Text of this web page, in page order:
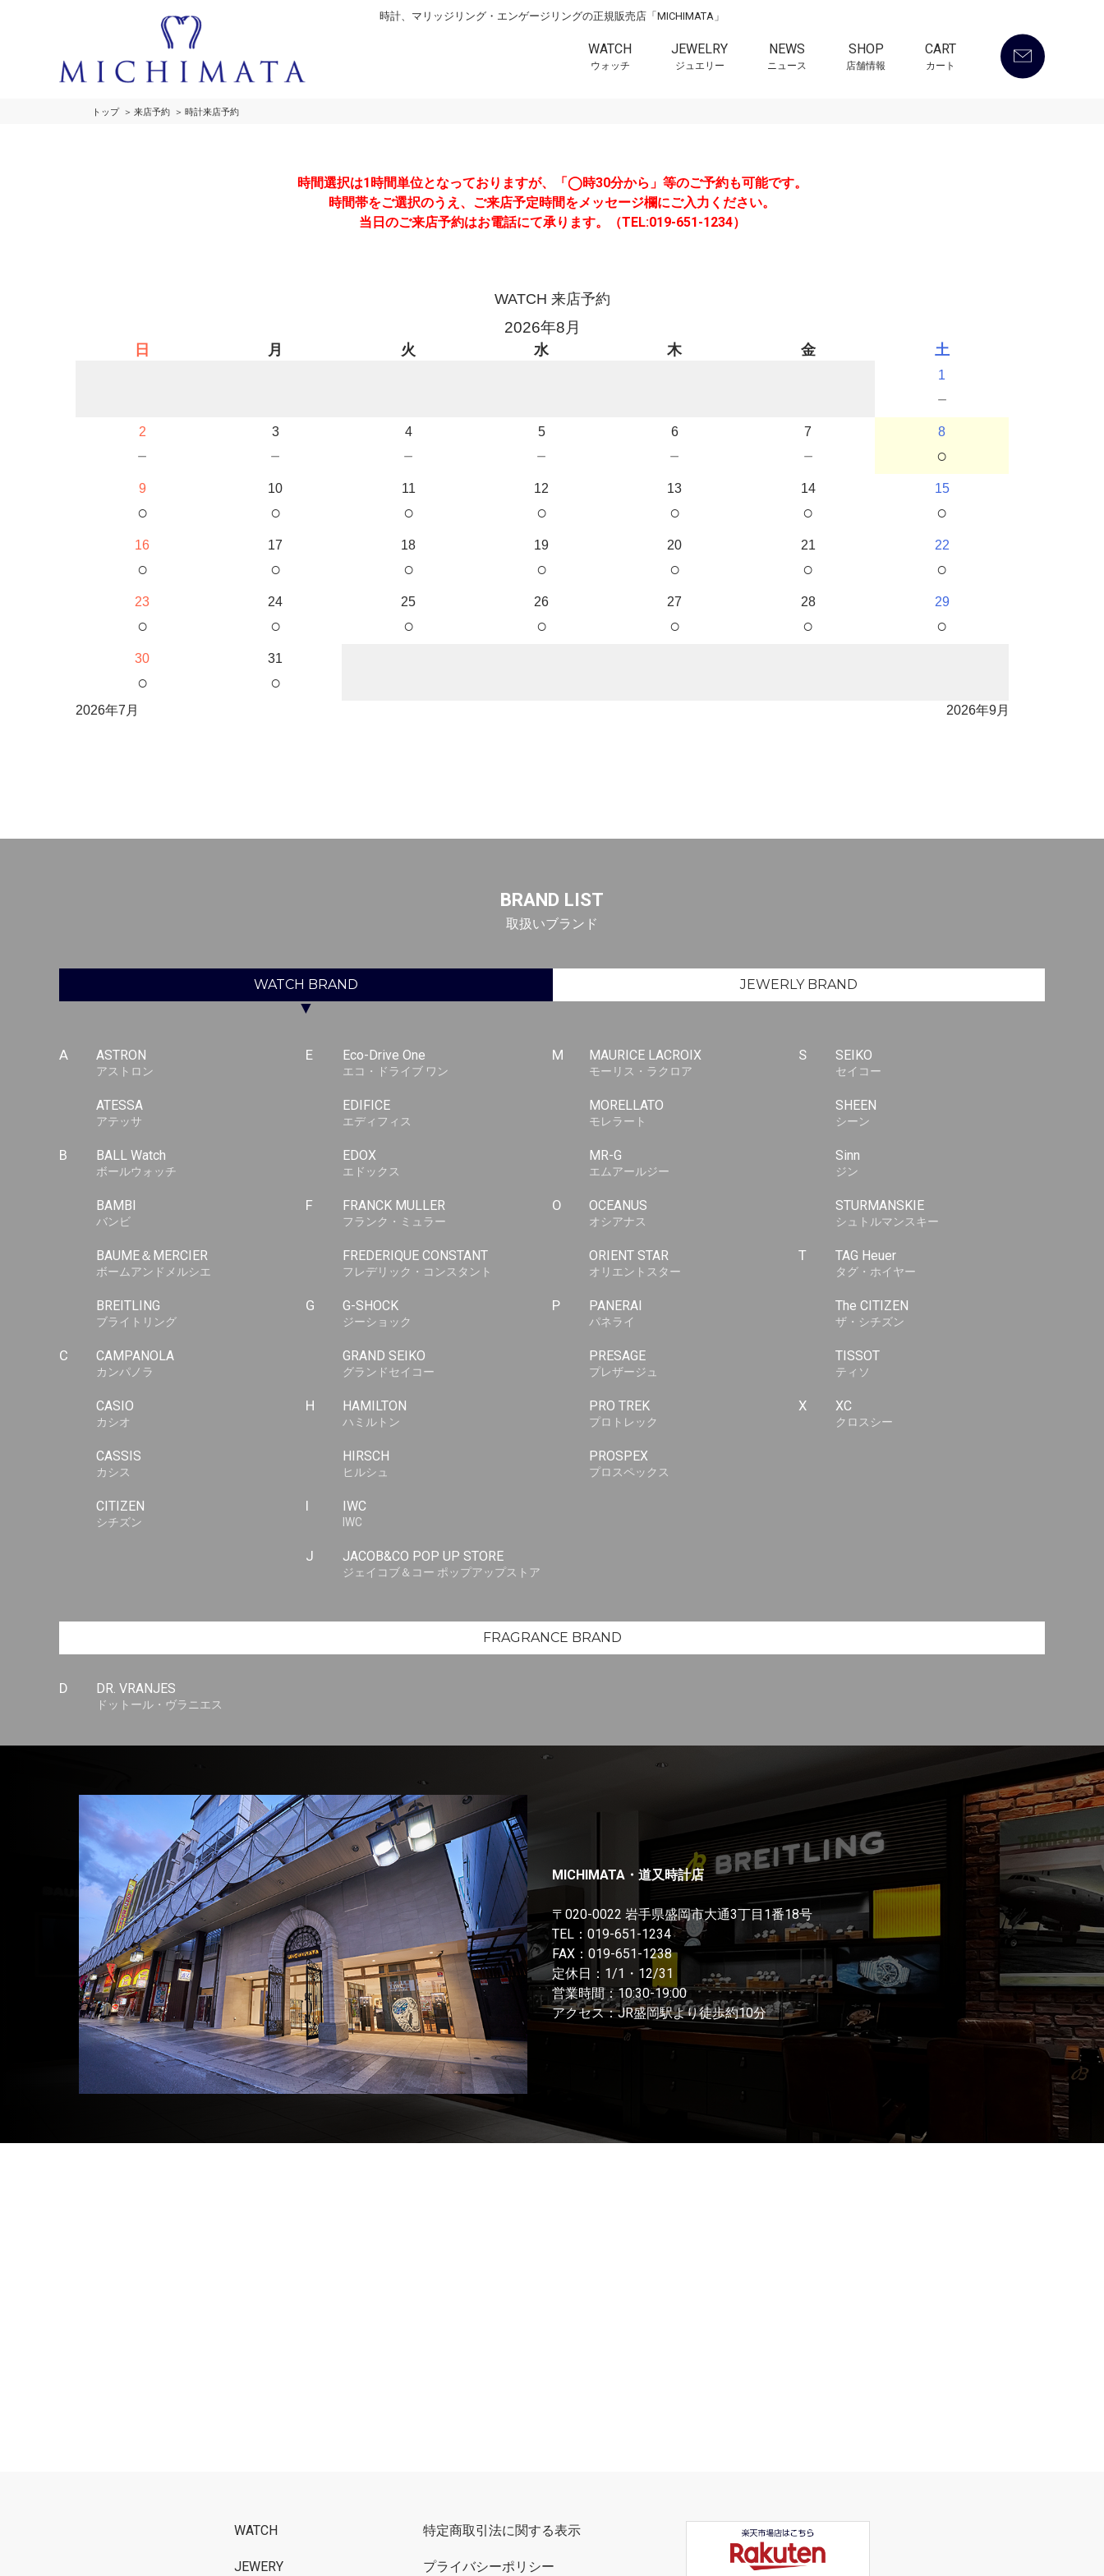
時計、マリッジリング・エンゲージリングの正規販売店「MICHIMATA」
WATCH
ウォッチ
JEWELRY
ジュエリー
NEWS
ニュース
SHOP
店舗情報
CART
カート
トップ 来店予約 時計来店予約
時間選択は1時間単位となっておりますが、「◯時30分から」等のご予約も可能です。
時間帯をご選択のうえ、ご来店予定時間をメッセージ欄にご入力ください。
当日のご来店予約はお電話にて承ります。（TEL:019-651-1234）
WATCH 来店予約
2026年8月
日 月 火 水 木 金 土
1
－
2
－
3
－
4
－
5
－
6
－
7
－
8
○
9
○
10
○
11
○
12
○
13
○
14
○
15
○
16
○
17
○
18
○
19
○
20
○
21
○
22
○
23
○
24
○
25
○
26
○
27
○
28
○
29
○
30
○
31
○
2026年7月 2026年9月
BRAND LIST
取扱いブランド
WATCH BRAND JEWERLYBRAND
▼
A ASTRON
アストロン
ATESSA
アテッサ
B BALL Watch
ボールウォッチ
BAMBI
バンビ
BAUME＆MERCIER
ボームアンドメルシエ
BREITLING
ブライトリング
C CAMPANOLA
カンパノラ
CASIO
カシオ
CASSIS
カシス
CITIZEN
シチズン
E Eco-Drive One
エコ・ドライブ ワン
EDIFICE
エディフィス
EDOX
エドックス
F FRANCK MULLER
フランク・ミュラー
FREDERIQUE CONSTANT
フレデリック・コンスタント
G G-SHOCK
ジーショック
GRAND SEIKO
グランドセイコー
H HAMILTON
ハミルトン
HIRSCH
ヒルシュ
I IWC
IWC
J JACOB&CO POP UP STORE
ジェイコブ＆コー ポップアップストア
M MAURICE LACROIX
モーリス・ラクロア
MORELLATO
モレラート
MR-G
エムアールジー
O OCEANUS
オシアナス
ORIENT STAR
オリエントスター
P PANERAI
パネライ
PRESAGE
プレザージュ
PRO TREK
プロトレック
PROSPEX
プロスペックス
S SEIKO
セイコー
SHEEN
シーン
Sinn
ジン
STURMANSKIE
シュトルマンスキー
T TAG Heuer
タグ・ホイヤー
The CITIZEN
ザ・シチズン
TISSOT
ティソ
X XC
クロスシー
FRAGRANCE BRAND
D DR. VRANJES
ドットール・ヴラニエス
MICHIMATA・道又時計店
〒020-0022 岩手県盛岡市大通3丁目1番18号
TEL： 019-651-1234
FAX：019-651-1238
定休日：1/1・12/31
営業時間：10:30-19:00
アクセス：JR盛岡駅より徒歩約10分
WATCH
JEWERY
特定商取引法に関する表示
プライバシーポリシー